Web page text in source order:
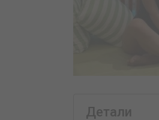
Детали